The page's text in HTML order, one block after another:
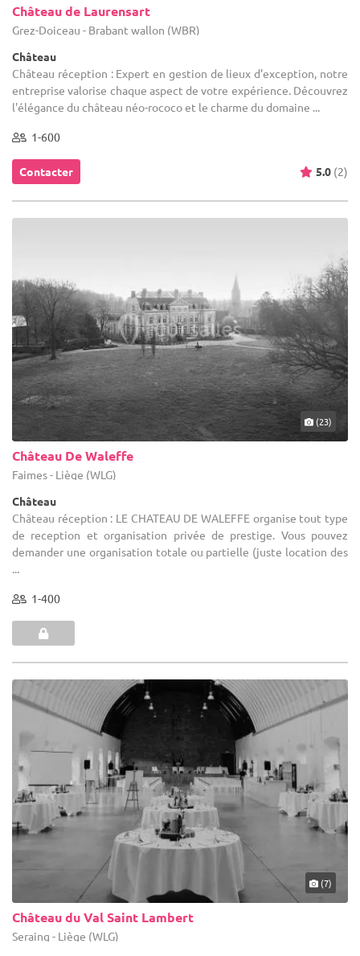
Château de Laurensart
Grez-Doiceau - Brabant wallon (WBR)
Château
Château réception : Expert en gestion de lieux d'exception, notre
entreprise valorise chaque aspect de votre expérience. Découvrez
l'élégance du château néo-rococo et le charme du domaine ...
1-600
Contacter 5.0 (2)
(23)
Château De Waleffe
Faimes - Liège (WLG)
Château
Château réception : LE CHATEAU DE WALEFFE organise tout type
de reception et organisation privée de prestige. Vous pouvez
demander une organisation totale ou partielle (juste location des
...
1-400
(7)
Château du Val Saint Lambert
Seraing - Liège (WLG)